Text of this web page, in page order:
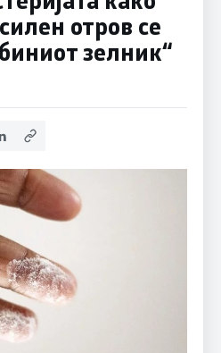
отров се
зелник“